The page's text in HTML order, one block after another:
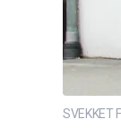
SVEKKET